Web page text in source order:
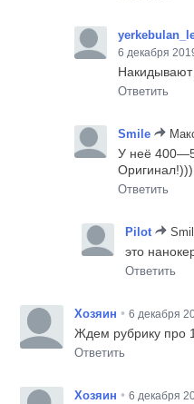
6 декабря
Накидывают
Ответить
Smile
У неё
Оригинал!)))
Ответить
Pilot
это
Ответить
Хозяин • 6 декабря
Ждем рубрику про
Ответить
Хозяин • 6 декабря